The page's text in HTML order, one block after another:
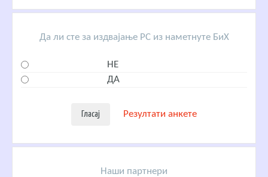
Да ли сте за издвајање РС из наметнуте БиХ
НЕ
ДА
Резултати анкете
Наши партнери